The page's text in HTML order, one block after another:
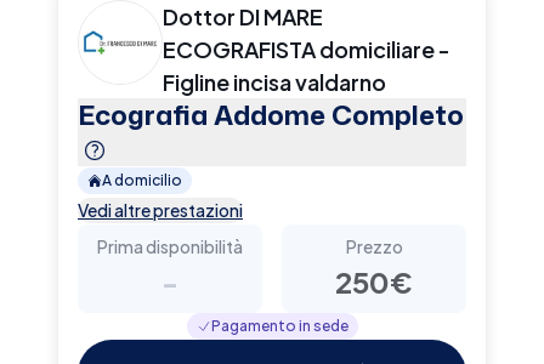
Dottor DI MARE
ECOGRAFISTA domiciliare -
Figline incisa valdarno
Ecografia Addome Completo
A domicilio
Vedi altre prestazioni
Prima disponibilità
-
Prezzo
250€
Pagamento in sede